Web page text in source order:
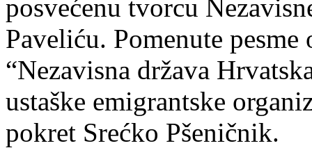
posvećenu tvorcu
Paveliću. Pomenute
“Nezavisna država
ustaške emigrantske
pokret Srećko Pšeničnik.